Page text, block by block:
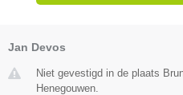
Jan Devos
Niet gevestigd in de plaats
Henegouwen.